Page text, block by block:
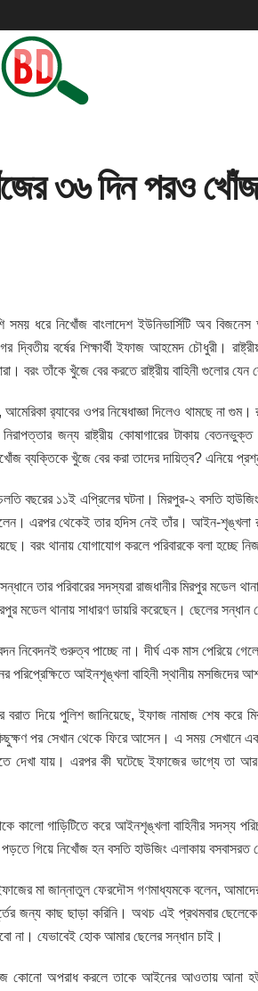
৩৬ দিন পরও খোঁজ
ধরে নিখোঁজ বাংলাদেশ ইউনিভার্সিটি অব বিজনেস
দ্বিতীয় বর্ষের শিক্ষার্থী ইফাজ আহমেদ চৌধুরী।
বরং তাঁকে খুঁজে বের করতে রাষ্ট্রীয় বাহিনী গুলোর
র‌্যাবের ওপর নিষেধাজ্ঞা দিলেও থামছে না গুম।
জন্য রাষ্ট্রীয় কোষাগারের টাকায়
ব্যক্তিকে খুঁজে বের করা তাদের দায়িত্ব? এনিয়ে
বছরের ১১ই এপ্রিলের ঘটনা। মিরপুর-২ বসতি
এরপর থেকেই তার হদিস নেই তাঁর। আইন-শৃঙ্খলা
বরং থানায় যোগাযোগ করলে পরিবারকে বলা হচ্ছে
তার পরিবারের সদস্যরা রাজধানীর মিরপুর মডেল
মডেল থানায় সাধারণ ডায়রি করেছেন। ছেলের
নিবেদনই গুরুত্ব পাচ্ছে না। দীর্ঘ এক মাস পেরিয়ে
পরিপ্রেক্ষিতে আইনশৃঙ্খলা বাহিনী স্থানীয় মসজিদের
বরাত দিয়ে পুলিশ জানিয়েছে, ইফাজ নামাজ শেষ করে
পর সেখান থেকে ফিরে আসেন। এ সময় সেখানে
দেখা যায়। এরপর কী ঘটেছে ইফাজের ভাগ্যে তা আর
তাকে কালো গাড়িটিতে করে আইনশৃঙ্খলা বাহিনীর সদস্য
গিয়ে নিখোঁজ হন বসতি হাউজিং এলাকায় বসবাসরত
ইফাজের মা জান্নাতুল ফেরদৌস গণমাধ্যমকে বলেন,
জন্য কাছ ছাড়া করিনি। অথচ এই প্রথমবার
না। যেভাবেই হোক আমার ছেলের সন্ধান চাই।
কোনো অপরাধ করলে তাকে আইনের আওতায় আনা